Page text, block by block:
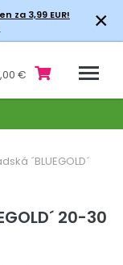
za 3,99 EUR!
×
€
´BLUEGOLD´
20-30